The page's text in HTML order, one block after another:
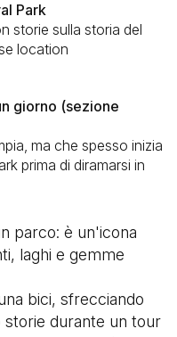
Park
storie sulla storia del
location
giorno (sezione
ma che spesso inizia
prima di diramarsi in
parco: è un'icona
laghi e gemme
bici, sfrecciando
durante un tour